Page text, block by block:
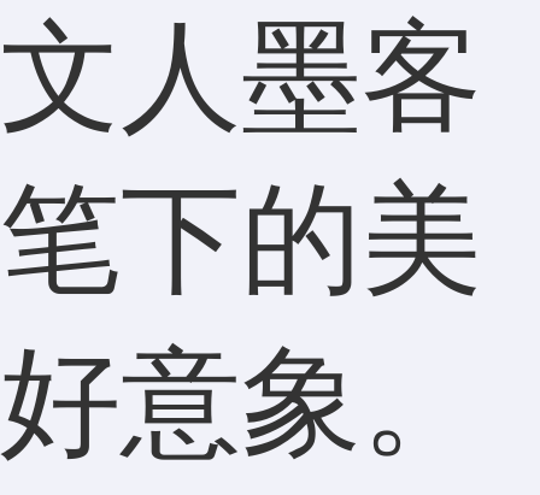
文人墨客
笔下的美
好意象。